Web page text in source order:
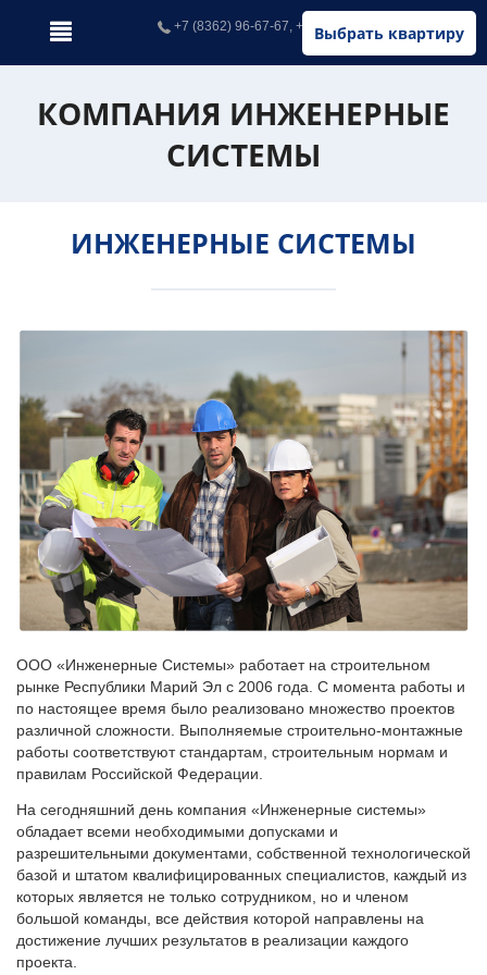
Выбрать квартиру
+7 (8362) 96-67-67, +7 (902) 326-67-67
КОМПАНИЯ ИНЖЕНЕРНЫЕ
СИСТЕМЫ
ИНЖЕНЕРНЫЕ СИСТЕМЫ
ООО «Инженерные Системы» работает на строительном
рынке Республики Марий Эл с 2006 года. С момента работы и
по настоящее время было реализовано множество проектов
различной сложности. Выполняемые строительно-монтажные
работы соответствуют стандартам, строительным нормам и
правилам Российской Федерации.
На сегодняшний день компания «Инженерные системы»
обладает всеми необходимыми допусками и
разрешительными документами, собственной технологической
базой и штатом квалифицированных специалистов, каждый из
которых является не только сотрудником, но и членом
большой команды, все действия которой направлены на
достижение лучших результатов в реализации каждого
проекта.